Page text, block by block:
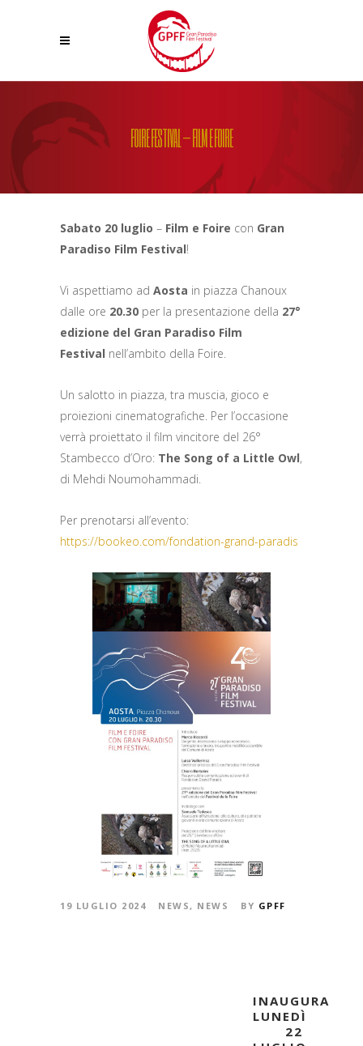
FOIRE FESTIVAL – FILM E FOIRE
Sabato 20 luglio – Film e Foire con Gran
Paradiso Film Festival!
Vi aspettiamo ad Aosta in piazza Chanoux
dalle ore 20.30 per la presentazione della 27°
edizione del Gran Paradiso Film
Festival nell’ambito della Foire.
Un salotto in piazza, tra muscia, gioco e
proiezioni cinematografiche. Per l’occasione
verrà proiettato il film vincitore del 26°
Stambecco d’Oro: The Song of a Little Owl,
di Mehdi Noumohammadi.
Per prenotarsi all’evento:
https://bookeo.com/fondation-grand-paradis
19 LUGLIO 2024 NEWS, NEWS BY GPFF
INAUGURA
LUNEDÌ
22